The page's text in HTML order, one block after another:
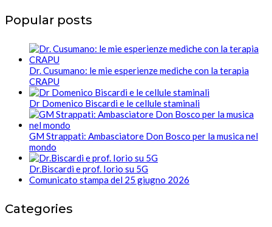
Popular posts
Dr. Cusumano: le mie esperienze mediche con la terapia
CRAPU
Dr Domenico Biscardi e le cellule staminali
GM Strappati: Ambasciatore Don Bosco per la musica nel
mondo
Dr.Biscardi e prof. Iorio su 5G
Comunicato stampa del 25 giugno 2026
Categories